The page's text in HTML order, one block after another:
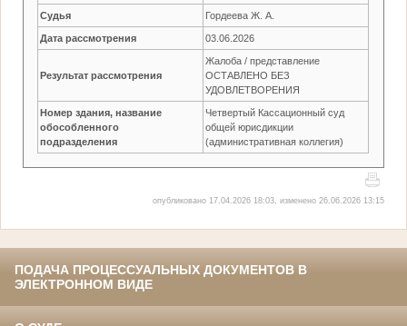
Судья Гордеева Ж. А.
Дата рассмотрения 03.06.2026
Результат рассмотрения
Жалоба / представление
ОСТАВЛЕНО БЕЗ
УДОВЛЕТВОРЕНИЯ
Номер здания, название
обособленного
подразделения
Четвертый Кассационный суд
общей юрисдикции
(административная коллегия)
опубликовано 17.04.2026 18:03, изменено 26.06.2026 13:15
ПОДАЧА ПРОЦЕССУАЛЬНЫХ ДОКУМЕНТОВ В
ЭЛЕКТРОННОМ ВИДЕ